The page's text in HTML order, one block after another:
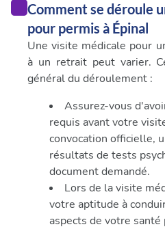
Comment se déroule
pour permis à Épinal
Une visite médicale pour
à un retrait peut varier.
général du déroulement :
Assurez-vous
requis avant votre
convocation officielle,
résultats de tests
document demandé.
Lors de la visite
votre aptitude à
aspects de votre